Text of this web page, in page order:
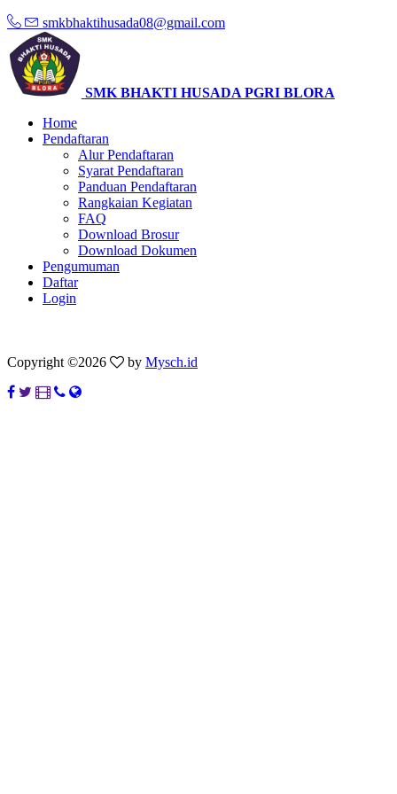
smkbhaktihusada08@gmail.com
SMK BHAKTI HUSADA PGRI BLORA
Home
Pendaftaran
Alur Pendaftaran
Syarat Pendaftaran
Panduan Pendaftaran
Rangkaian Kegiatan
FAQ
Download Brosur
Download Dokumen
Pengumuman
Daftar
Login
Copyright ©2026 by Mysch.id